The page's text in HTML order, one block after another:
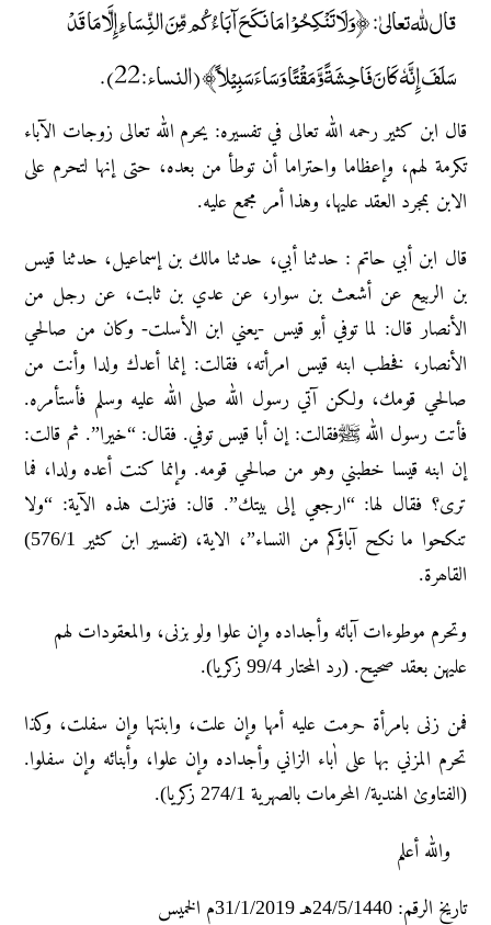
قال ﷲ تعالیٰ: ﴿وَلَا تَنْكِحُوْا مَا نَكَحَ آبَاءُكُم مِّنَ النِّسَاءِ إِلَّا مَا قَدْ
سَلَفَ إِنَّهٗ كَانَ فَاحِشَةً وَّمَقْتًا وَسَاءَ سَبِيْلاً﴾ (النساء:22).
قال ابن كثير رحمه الله تعالى في تفسيره: يحرم الله تعالى زوجات الآباء
تكرمة لهم، وإعظاما واحتراما أن توطأ من بعده، حتى إنها لتحرم على
الابن بمجرد العقد عليها، وهذا أمر مجمع عليه.
قال ابن أبي حاتم : حدثنا أبي، حدثنا مالك بن إسماعيل، حدثنا قيس
بن الربيع عن أشعث بن سوار، عن عدي بن ثابت، عن رجل من
الأنصار قال: لما توفي أبو قيس -يعني ابن الأسلت- وكان من صالحي
الأنصار، فخطب ابنه قيس امرأته، فقالت: إنما أعدك ولدا وأنت من
صالحي قومك، ولكن آتي رسول الله صلى الله عليه وسلم فأستأمره.
فأتت رسول الله ﷺفقالت: إن أبا قيس توفي. فقال: “خيرا”. ثم قالت:
إن ابنه قيسا خطبني وهو من صالحي قومه. وإنما كنت أعده ولدا، فما
ترى؟ فقال لها: “ارجعي إلى بيتك”. قال: فنزلت هذه الآية: “ولا
تنكحوا ما نكح آباؤكم من النساء”، الاية، (تفسیر ابن کثیر 576/1)
القاھرة.
وتحرم موطوءات آبائه وأجداده وإن علوا ولو بزنی، والمعقودات لهم
علیهن بعقد صحیح. (رد المحتار 99/4 زکریا).
فمن زنی بامرأة حرمت علیه أمها وإن علت، وابنتها وإن سفلت، وکذا
تحرم المزني بها علی اٰباء الزاني وأجداده وإن علوا، وأبنائه وإن سفلوا.
(الفتاویٰ الهندیة/ المحرمات بالصهریة 274/1 زکریا).
والله أعلم
تاريخ الرقم: 24/5/1440هـ 31/1/2019م الخميس